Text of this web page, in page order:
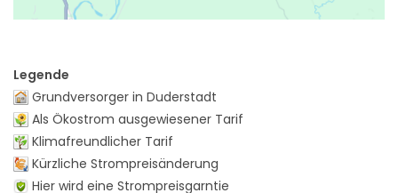
Legende
Grundversorger in Duderstadt
Als Ökostrom ausgewiesener Tarif
Klimafreundlicher Tarif
Kürzliche Strompreisänderung
Hier wird eine Strompreisgarntie